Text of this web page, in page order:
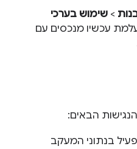
> שימוש בערכי
עכשיו מנכסים עם
הבאים:
בנתוני המעקב